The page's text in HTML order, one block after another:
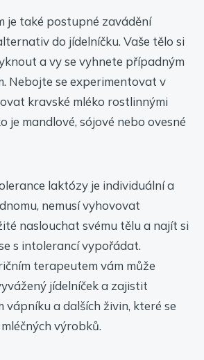
je také postupné zavádění
do jídelníčku. Vaše tělo si
a vy se vyhnete případným
Nebojte se experimentovat v
kravské mléko rostlinnými
je mandlové, sójové nebo ovesné
laktózy je individuální a
nemusí vyhovovat
naslouchat svému tělu a najít si
s intolerancí vypořádat.
terapeutem vám může
jídelníček a zajistit
vápníku a dalších živin, které se
výrobků.